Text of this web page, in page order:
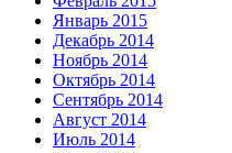
Январь 2015
Декабрь 2014
Ноябрь 2014
Октябрь 2014
Сентябрь 2014
Август 2014
Июль 2014